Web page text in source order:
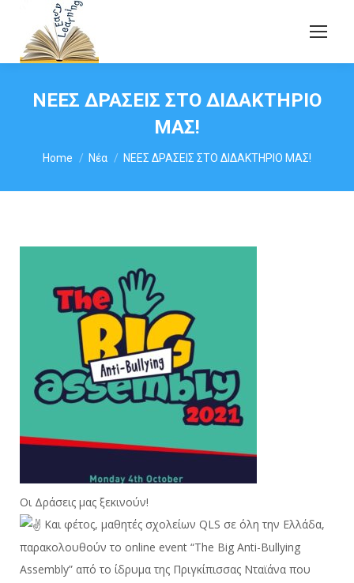
ΝΕΕΣ ΔΡΑΣΕΙΣ ΣΤΟ ΔΙΔΑΚΤΗΡΙΟ
ΜΑΣ!
You are here:
Home Νέα ΝΕΕΣ ΔΡΑΣΕΙΣ ΣΤΟ ΔΙΔΑΚΤΗΡΙΟ ΜΑΣ!
Οι Δράσεις μας ξεκινούν!
Και φέτος, μαθητές σχολείων QLS σε όλη την Ελλάδα,
παρακολουθούν το online event “The Big Anti-Bullying
Assembly” από το ίδρυμα της Πριγκίπισσας Νταϊάνα που